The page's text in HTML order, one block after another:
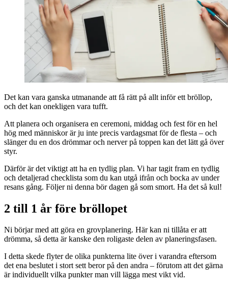
Det kan vara ganska utmanande att få rätt på allt inför ett bröllop,
och det kan onekligen vara tufft.
Att planera och organisera en ceremoni, middag och fest för en hel
hög med människor är ju inte precis vardagsmat för de flesta – och
slänger du en dos drömmar och nerver på toppen kan det lätt gå över
styr.
Därför är det viktigt att ha en tydlig plan. Vi har tagit fram en tydlig
och detaljerad checklista som du kan utgå ifrån och bocka av under
resans gång. Följer ni denna bör dagen gå som smort. Ha det så kul!
2 till 1 år före bröllopet
Ni börjar med att göra en grovplanering. Här kan ni tillåta er att
drömma, så detta är kanske den roligaste delen av planeringsfasen.
I detta skede flyter de olika punkterna lite över i varandra eftersom
det ena beslutet i stort sett beror på den andra – förutom att det gärna
är individuellt vilka punkter man vill lägga mest vikt vid.